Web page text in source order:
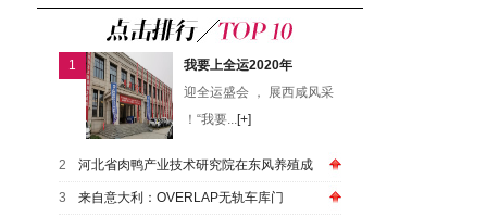
1
我要上全运2020年
迎全运盛会 ， 展西咸风采
！“我要...[+]
2 河北省肉鸭产业技术研究院在东风养殖成
3 来自意大利：OVERLAP无轨车库门